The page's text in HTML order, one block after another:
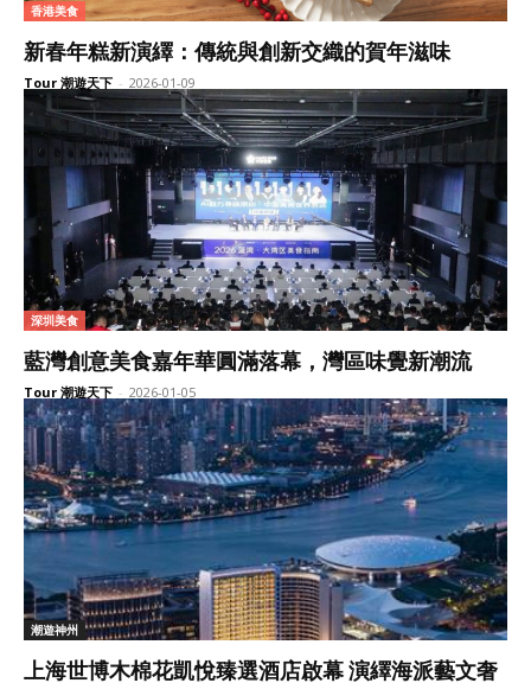
香港美食
新春年糕新演繹：傳統與創新交織的賀年滋味
Tour 潮遊天下 - 2026-01-09
深圳美食
藍灣創意美食嘉年華圓滿落幕，灣區味覺新潮流
Tour 潮遊天下 - 2026-01-05
潮遊神州
上海世博木棉花凱悅臻選酒店啟幕 演繹海派藝文奢